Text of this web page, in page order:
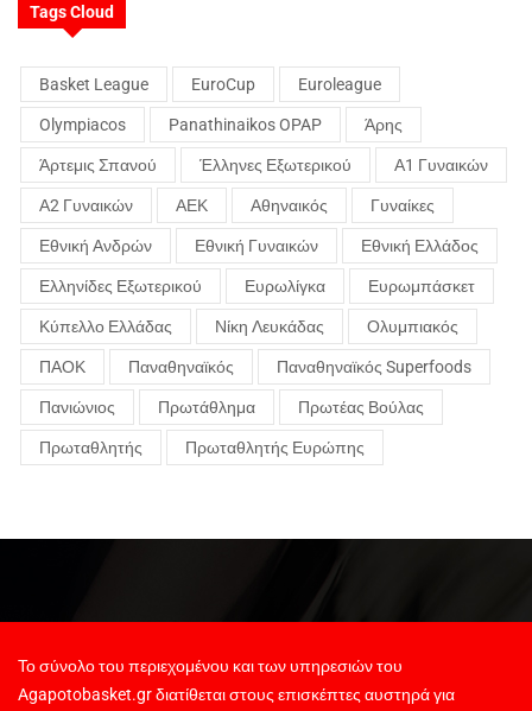
Tags Cloud
Basket League EuroCup Euroleague
Olympiacos Panathinaikos OPAP Άρης
Άρτεμις Σπανού Έλληνες Εξωτερικού Α1 Γυναικών
Α2 Γυναικών ΑΕΚ Αθηναικός Γυναίκες
Εθνική Ανδρών Εθνική Γυναικών Εθνική Ελλάδος
Ελληνίδες Εξωτερικού Ευρωλίγκα Ευρωμπάσκετ
Κύπελλο Ελλάδας Νίκη Λευκάδας Ολυμπιακός
ΠΑΟΚ Παναθηναϊκός Παναθηναϊκός Superfoods
Πανιώνιος Πρωτάθλημα Πρωτέας Βούλας
Πρωταθλητής Πρωταθλητής Ευρώπης
Το σύνολο του περιεχομένου και των υπηρεσιών του
Agapotobasket.gr διατίθεται στους επισκέπτες αυστηρά για